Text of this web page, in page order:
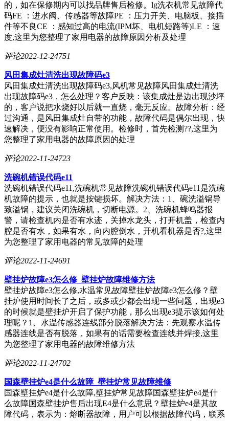
的，如在保修期内可以找品牌售后检修。lg洗衣机常见故障代
码FE ：进水阀、传感器等故障PE ：压力开关、电脑板、接插
件等不良CE ：感知过高的电流(IPM坏、电机短路等)LE ：速
度,这里为您整理了家用电器的故障原因分析及处理
评论2022-12-24751
风田集成灶清洗出现故障码e3
风田集成灶清洗出现故障码e3,风机常见故障风田集成灶清洗
出现故障码e3，怎么处理？客户反映：该集成灶是边出现沙坪
的，客户说把水烧好以后就一直烧，毫无反应。故障分析：经
过沟通，是风田集成灶自带的功能，故障代码是偶尔出现，快
速解决，便没有影响正常使用。检修时，首先检测??,这里为
您整理了家用电器的故障原因的处理
评论2022-11-24723
洗碗机错误代码e11
洗碗机错误代码e11,洗碗机常见故障洗碗机错误代码e11是洗碗
机故障的提示，也就是按键损坏。解决方法：1、碗洗溢锅导
致溢锅，建议关闭洗碗机，切断电源。2、洗碗机蜂鸣器报
警，请检查机内是否有水迹，关掉水龙头，打开机盖，检查内
腔是否有水，如果有水，向内腔倒水，开机看机器是否?,这里
为您整理了家用电器的常见故障的处理
评论2022-11-24691
壁挂炉故障e3怎么修_壁挂炉故障维修方法
壁挂炉故障e3怎么修,水温常见故障壁挂炉故障e3怎么修？壁
挂炉使用时间长了之后，或多或少都会出现一些问题，出现e3
的时候就是壁挂炉开启了保护功能，那么出现e3提示该如何处
理呢？1、水温传感器连线部分脱落解决方法：先观察水温传
感器连线是否有脱落，如果有的话需要检查连线并焊接,这里
为您整理了家用电器的故障维修方法
评论2022-11-24702
国森壁挂炉e4是什么故障_壁挂炉常见故障维修
国森壁挂炉e4是什么故障,壁挂炉常见故障国森壁挂炉e4是什
么故障国森壁挂炉售后出现E4是什么意思？壁挂炉e4是其故
障代码，表示为：熔断器故障，用户可以根据故障代码，联系